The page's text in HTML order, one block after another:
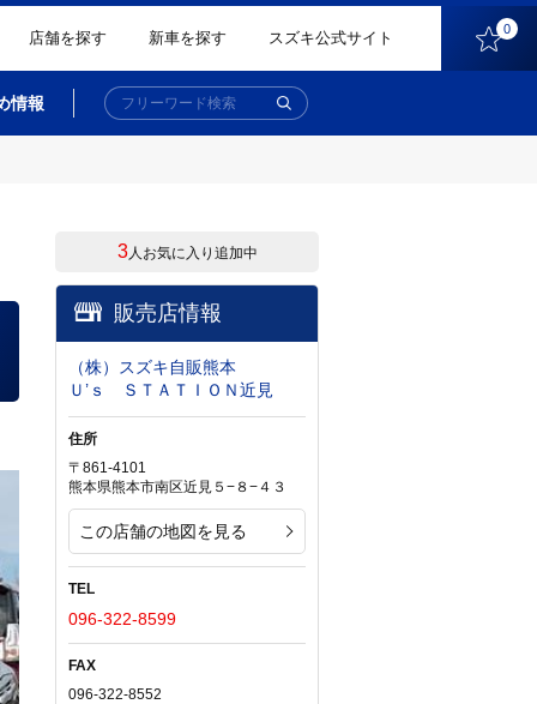
店舗を探す 新車を探す スズキ公式サイト 0
情報
3人お気に入り追加中
販売店情報
（株）スズキ自販熊本
Ｕ’ｓ ＳＴＡＴＩＯＮ近見
住所
〒861-4101
熊本県熊本市南区近見５−８−４３
この店舗の地図を見る
TEL
096-322-8599
FAX
096-322-8552